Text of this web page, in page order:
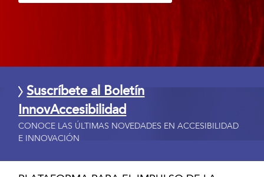
Suscríbete al Boletín
InnovAccesibilidad
CONOCE LAS ÚLTIMAS NOVEDADES EN ACCESIBILIDAD
E INNOVACIÓN